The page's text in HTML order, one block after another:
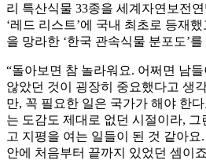
리 특산식물 33종을 세계자연보전
‘레드 리스트’에 국내 최초로 등재
을 망라한 ‘한국 관속식물 분포도’
“돌아보면 참 놀라워요. 어쩌면 남
않았던 것이 굉장히 중요했다고 생
만, 꼭 필요한 일은 국가가 해야 한
는 도감도 제대로 없던 시절이라,
고 지평을 여는 일들이 된 것 같아
안에 처음부터 끝까지 있었던 셈이